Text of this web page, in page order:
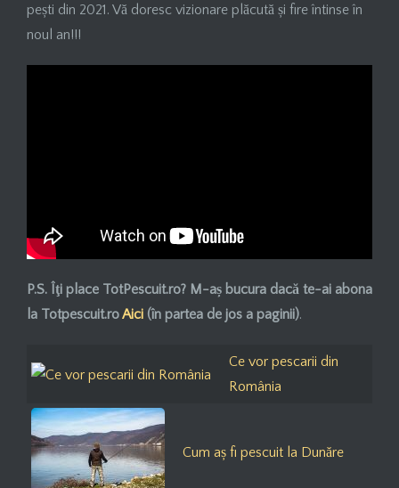
pești din 2021. Vă doresc vizionare plăcută și fire întinse în
noul an!!!
P.S. Îţi place TotPescuit.ro? M-aș bucura dacă te-ai abona
la Totpescuit.roAici (în partea de jos a paginii).
Ce vor pescarii din
România
Cum aș fi pescuit la Dunăre